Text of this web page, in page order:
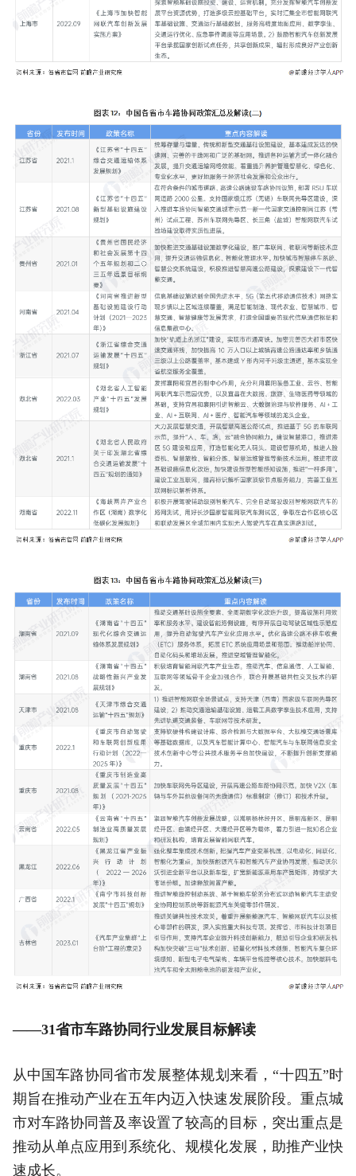
——31省市车路协同行业发展目标解读
从中国车路协同省市发展整体规划来看，“十四五”时
期旨在推动产业在五年内迈入快速发展阶段。重点城
市对车路协同普及率设置了较高的目标，突出重点是
推动从单点应用到系统化、规模化发展，助推产业快
速成长。